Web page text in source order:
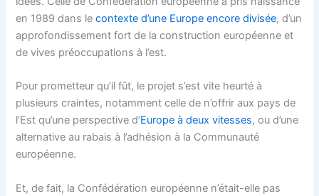
en 1989 dans lecontexte d’une Europe encore divisée, d’un
approfondissement fort de la construction européenne et
de vives préoccupations à l’est.
Pour prometteur qu’il fût, le projet s’est vite heurté à
plusieurs craintes, notamment celle de n’offrir aux pays de
l’Est qu’une perspective d’Europe à deux vitesses, ou d’une
alternative au rabais à l’adhésion à la Communauté
européenne.
Et, de fait, la Confédération européenne n’était-elle pas